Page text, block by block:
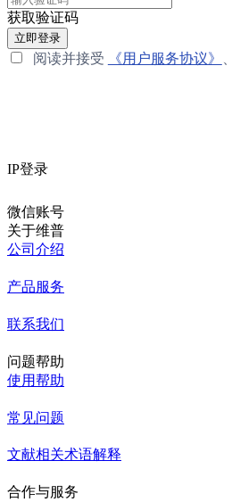
获取验证码
立即登录
阅读并接受 《用户服务协议》
IP登录
微信账号
关于维普
公司介绍
产品服务
联系我们
问题帮助
使用帮助
常见问题
文献相关术语解释
合作与服务